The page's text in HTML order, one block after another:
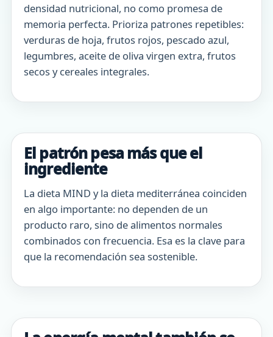
densidad nutricional, no como promesa de
memoria perfecta. Prioriza patrones repetibles:
verduras de hoja, frutos rojos, pescado azul,
legumbres, aceite de oliva virgen extra, frutos
secos y cereales integrales.
El patrón pesa más que el
ingrediente
La dieta MIND y la dieta mediterránea coinciden
en algo importante: no dependen de un
producto raro, sino de alimentos normales
combinados con frecuencia. Esa es la clave para
que la recomendación sea sostenible.